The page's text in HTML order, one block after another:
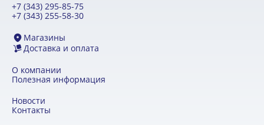
+7 (343) 295-85-75
+7 (343) 255-58-30
Магазины
Доставка и оплата
О компании
Полезная информация
Новости
Контакты